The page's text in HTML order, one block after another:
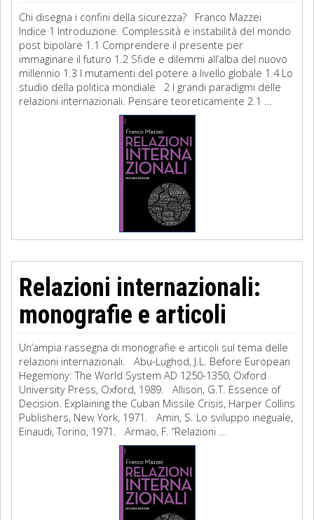
Chi disegna i confini della sicurezza? Franco Mazzei
Indice 1 Introduzione. Complessità e instabilità del mondo
post bipolare 1.1 Comprendere il presente per
immaginare il futuro 1.2 Sfide e dilemmi all’alba del nuovo
millennio 1.3 I mutamenti del potere a livello globale 1.4 Lo
studio della politica mondiale 2 I grandi paradigmi delle
relazioni internazionali. Pensare teoreticamente 2.1 ...
Relazioni internazionali:
monografie e articoli
Un’ampia rassegna di monografie e articoli sul tema delle
relazioni internazionali. Abu-Lughod, J.L. Before European
Hegemony: The World System AD 1250-1350, Oxford
University Press, Oxford, 1989. Allison, G.T. Essence of
Decision. Explaining the Cuban Missile Crisis, Harper Collins
Publishers, New York, 1971. Amin, S. Lo sviluppo ineguale,
Einaudi, Torino, 1971. Armao, F. “Relazioni ...